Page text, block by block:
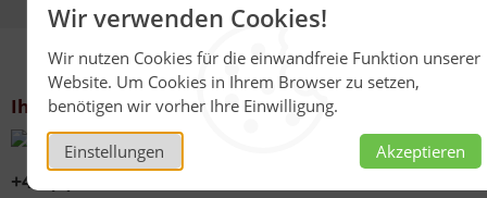
Wir verwenden Cookies!
Wir nutzen Cookies für die einwandfreie Funktion unserer
Website. Um Cookies in Ihrem Browser zu setzen,
benötigen wir vorher Ihre Einwilligung.
Einstellungen Akzeptieren
Ihr Kontakt zu uns
+49 (0)6267 1021